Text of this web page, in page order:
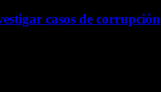
casos de corrupción